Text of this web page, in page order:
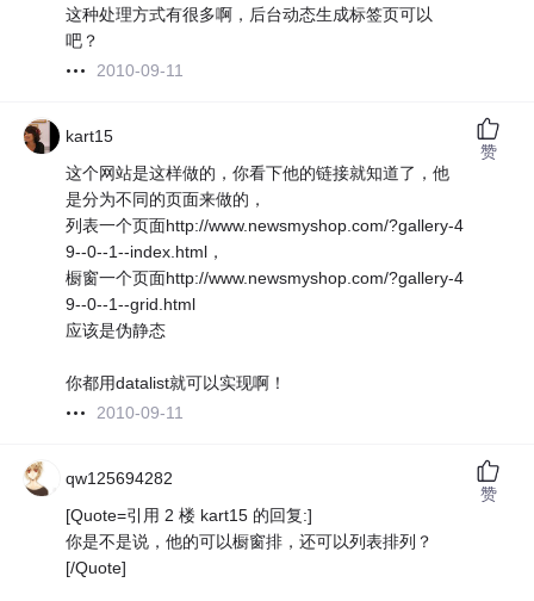
这种处理方式有很多啊，后台动态生成标签页可以
吧？
2010-09-11
kart15
这个网站是这样做的，你看下他的链接就知道了，他
是分为不同的页面来做的，
列表一个页面http://www.newsmyshop.com/?gallery-4
9--0--1--index.html，
橱窗一个页面http://www.newsmyshop.com/?gallery-4
9--0--1--grid.html
应该是伪静态
你都用datalist就可以实现啊！
2010-09-11
赞
qw125694282
[Quote=引用 2 楼 kart15 的回复:]
你是不是说，他的可以橱窗排，还可以列表排列？
[/Quote]
赞